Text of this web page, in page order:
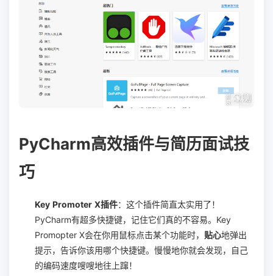
PyCharm高效插件与简历面试技
巧
Key Promoter X插件：这个插件简直太实用了！
PyCharm有超多快捷键，记住它们真的不容易。Key
Promopter X会在你用鼠标点击某个功能时， 贴心地弹出
提示，告诉你该用哪个快捷键。慢慢地你就会发现，自己
的编码速度嗖嗖地往上蹿！